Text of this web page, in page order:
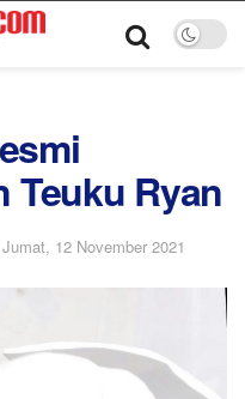
Teuku Ryan
Jumat, 12 November 2021